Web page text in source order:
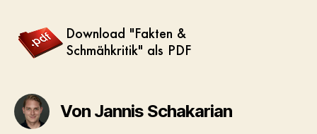
Von Jannis Schakarian